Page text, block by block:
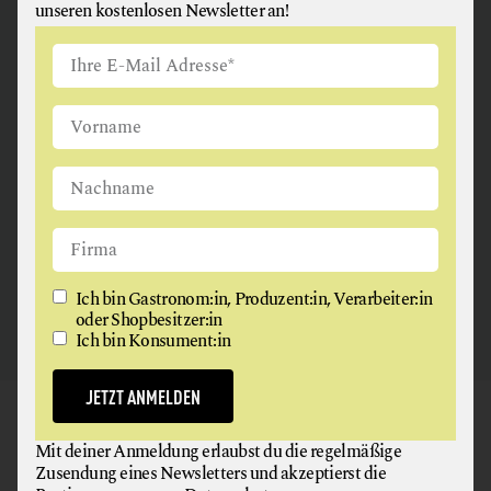
ANGUS & ARTHUR
FLEISCH + FLEISCHERZEUGNISSE
2326 Maria Lanzendorf
GAUMEN HOCH
NEWSLETTER
unseren kostenlosen Newsletter an!
Ich bin Gastronom:in, Produzent:in, Verarbeiter:in
oder Shopbesitzer:in
Ich bin Konsument:in
JETZT ANMELDEN
Mit deiner Anmeldung erlaubst du die regelmäßige
Zusendung eines Newsletters und akzeptierst die